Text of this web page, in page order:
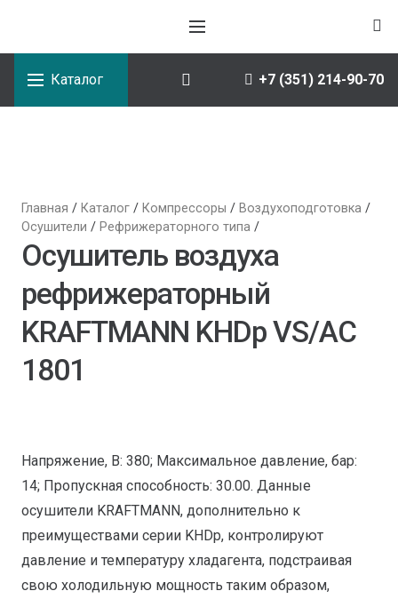
Каталог +7 (351) 214-90-70
Главная / Каталог / Компрессоры / Воздухоподготовка /
Осушители / Рефрижераторного типа /
Осушитель воздуха
рефрижераторный
KRAFTMANN KHDp VS/AC
1801
Напряжение, В: 380; Максимальное давление, бар:
14; Пропускная способность: 30.00. Данные
осушители KRAFTMANN, дополнительно к
преимуществами серии KHDp, контролируют
давление и температуру хладагента, подстраивая
свою холодильную мощность таким образом,